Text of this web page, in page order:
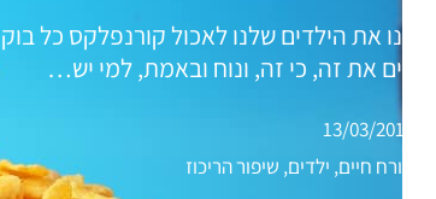
הרגלנו את הילדים שלנו לאכול קורנפלקס כל
אוהבים את זה, כי זה, ונוח ובאמת, למי יש…
13/03/2018
אורח חיים, ילדים, שיפור הריכוז